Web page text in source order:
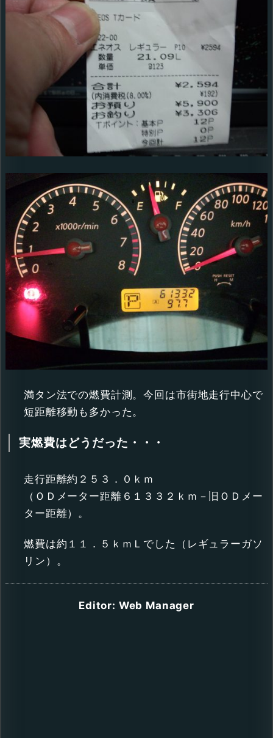
満タン法での燃費計測。今回は市街地走行中心で
短距離移動も多かった。
実燃費はどうだった・・・
走行距離約２５３．０ｋｍ
（ＯＤメーター距離６１３３２ｋｍ－旧ＯＤメー
ター距離）。
燃費は約１１．５ｋｍＬでした（レギュラーガソ
リン）。
Editor: Web Manager